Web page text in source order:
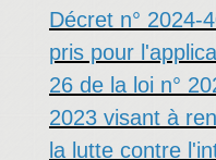
Décret n° 2024-
pris pour
26 de la loi n°
2023 visant à
la lutte contre